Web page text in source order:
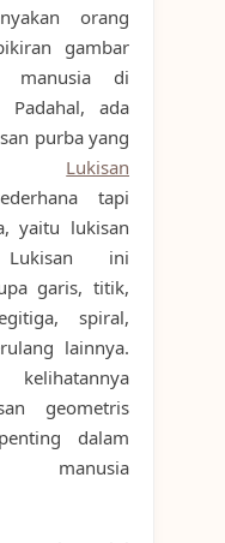
orang
gambar
manusia di
ada
purba yang
Lukisan
tapi
yaitu lukisan
Lukisan ini
garis, titik,
spiral,
lainnya.
geometris
dalam
manusia